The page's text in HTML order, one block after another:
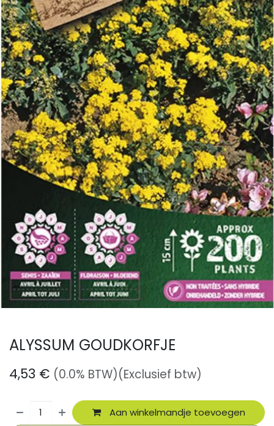
ALYSSUM GOUDKORFJE
4,53 € (0.0% BTW)(Exclusief btw)
Aan winkelmandje toevoegen